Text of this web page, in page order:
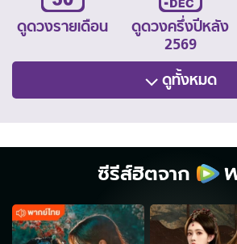
ดูดวงรายเดือน
ดูดวงครึ่งปีหลัง
2569
ดูทั้งหมด
ซีรีส์ฮิตจาก